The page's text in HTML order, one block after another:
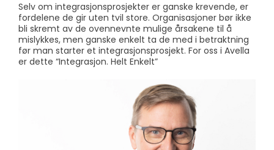
Selv om integrasjonsprosjekter er ganske krevende, er
fordelene de gir uten tvil store. Organisasjoner bør ikke
bli skremt av de ovennevnte mulige årsakene til å
mislykkes, men ganske enkelt ta de med i betraktning
før man starter et integrasjonsprosjekt. For oss i Avella
er dette “Integrasjon. Helt Enkelt”